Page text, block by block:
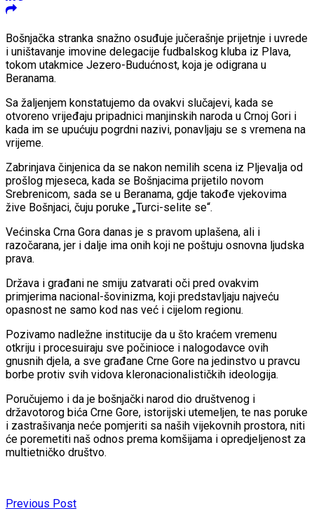
Bošnjačka stranka snažno osuđuje jučerašnje prijetnje i uvrede
i uništavanje imovine delegacije fudbalskog kluba iz Plava,
tokom utakmice Jezero-Budućnost, koja je odigrana u
Beranama.
Sa žaljenjem konstatujemo da ovakvi slučajevi, kada se
otvoreno vrijeđaju pripadnici manjinskih naroda u Crnoj Gori i
kada im se upućuju pogrdni nazivi, ponavljaju se s vremena na
vrijeme.
Zabrinjava činjenica da se nakon nemilih scena iz Pljevalja od
prošlog mjeseca, kada se Bošnjacima prijetilo novom
Srebrenicom, sada se u Beranama, gdje takođe vjekovima
žive Bošnjaci, čuju poruke „Turci-selite se“.
Većinska Crna Gora danas je s pravom uplašena, ali i
razočarana, jer i dalje ima onih koji ne poštuju osnovna ljudska
prava.
Država i građani ne smiju zatvarati oči pred ovakvim
primjerima nacional-šovinizma, koji predstavljaju najveću
opasnost ne samo kod nas već i cijelom regionu.
Pozivamo nadležne institucije da u što kraćem vremenu
otkriju i procesuiraju sve počinioce i nalogodavce ovih
gnusnih djela, a sve građane Crne Gore na jedinstvo u pravcu
borbe protiv svih vidova kleronacionalističkih ideologija.
Poručujemo i da je bošnjački narod dio društvenog i
državotorog bića Crne Gore, istorijski utemeljen, te nas poruke
i zastrašivanja neće pomjeriti sa naših vijekovnih prostora, niti
će poremetiti naš odnos prema komšijama i opredjeljenost za
multietničko društvo.
Previous Post